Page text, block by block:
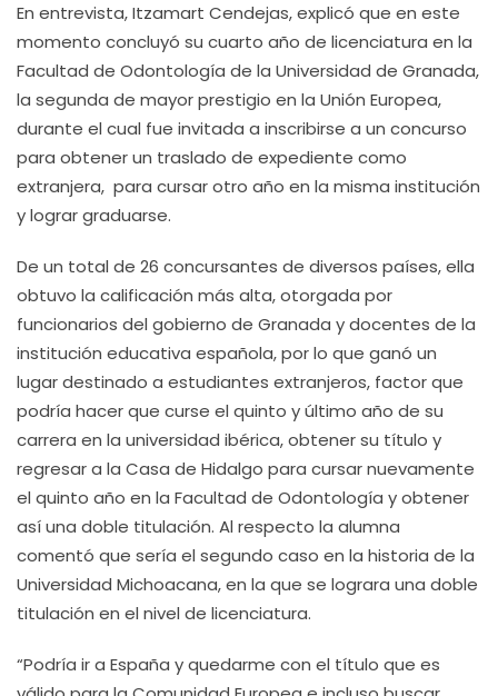
En entrevista, Itzamart Cendejas, explicó que en este
momento concluyó su cuarto año de licenciatura en la
Facultad de Odontología de la Universidad de Granada,
la segunda de mayor prestigio en la Unión Europea,
durante el cual fue invitada a inscribirse a un concurso
para obtener un traslado de expediente como
extranjera, para cursar otro año en la misma institución
y lograr graduarse.
De un total de 26 concursantes de diversos países, ella
obtuvo la calificación más alta, otorgada por
funcionarios del gobierno de Granada y docentes de la
institución educativa española, por lo que ganó un
lugar destinado a estudiantes extranjeros, factor que
podría hacer que curse el quinto y último año de su
carrera en la universidad ibérica, obtener su título y
regresar a la Casa de Hidalgo para cursar nuevamente
el quinto año en la Facultad de Odontología y obtener
así una doble titulación. Al respecto la alumna
comentó que sería el segundo caso en la historia de la
Universidad Michoacana, en la que se lograra una doble
titulación en el nivel de licenciatura.
“Podría ir a España y quedarme con el título que es